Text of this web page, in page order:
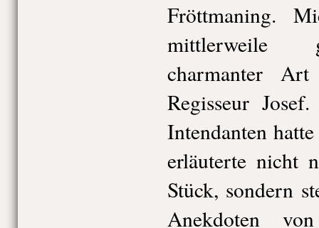
Fröttmaning.
mittlerweile
charmanter
Regisseur
Intendanten
erläuterte nicht
Stück, sondern
Anekdoten